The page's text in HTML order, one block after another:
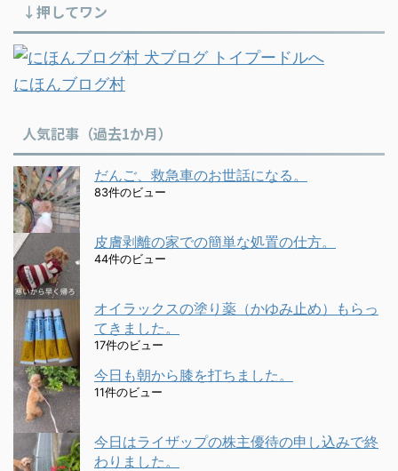
↓押してワン
にほんブログ村
人気記事（過去1か月）
だんご、救急車のお世話になる。
83件のビュー
皮膚剥離の家での簡単な処置の仕方。
44件のビュー
オイラックスの塗り薬（かゆみ止め）もらっ
てきました。
17件のビュー
今日も朝から膝を打ちました。
11件のビュー
今日はライザップの株主優待の申し込みで終
わりました。